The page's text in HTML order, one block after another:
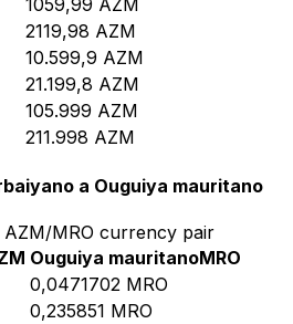
1059,99 AZM
2119,98 AZM
10.599,9 AZM
21.199,8 AZM
105.999 AZM
211.998 AZM
a Ouguiya mauritano
MRO currency pair
Ouguiya mauritanoMRO
0,0471702 MRO
0,235851 MRO